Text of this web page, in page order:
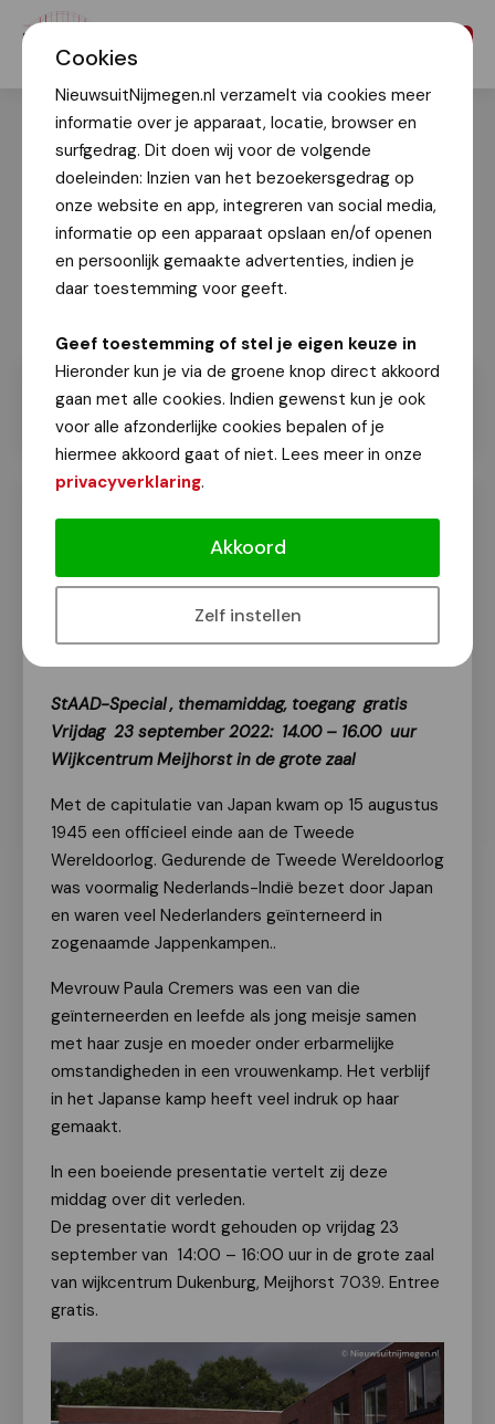
Cookies
NieuwsuitNijmegen.nl verzamelt via cookies meer
informatie over je apparaat, locatie, browser en
surfgedrag. Dit doen wij voor de volgende
doeleinden: Inzien van het bezoekersgedrag op
onze website en app, integreren van social media,
informatie op een apparaat opslaan en/of openen
en persoonlijk gemaakte advertenties, indien je
daar toestemming voor geeft.
Geef toestemming of stel je eigen keuze in
Hieronder kun je via de groene knop direct akkoord
gaan met alle cookies. Indien gewenst kun je ook
voor alle afzonderlijke cookies bepalen of je
hiermee akkoord gaat of niet. Lees meer in onze
privacyverklaring.
Akkoord
Zelf instellen
StAAD-Special "Mijn tijd in een
Geschiedenis
Van onze redactie
11 september 2022
StAAD-Special , themamiddag, toegang gratis
Vrijdag 23 september 2022: 14.00 – 16.00 uur
Wijkcentrum Meijhorst in de grote zaal
Met de capitulatie van Japan kwam op 15 augustus
1945 een officieel einde aan de Tweede
Wereldoorlog. Gedurende de Tweede Wereldoorlog
was voormalig Nederlands-Indië bezet door Japan
en waren veel Nederlanders geïnterneerd in
zogenaamde Jappenkampen..
Mevrouw Paula Cremers was een van die
geïnterneerden en leefde als jong meisje samen
met haar zusje en moeder onder erbarmelijke
omstandigheden in een vrouwenkamp. Het verblijf
in het Japanse kamp heeft veel indruk op haar
gemaakt.
In een boeiende presentatie vertelt zij deze
middag over dit verleden.
De presentatie wordt gehouden op vrijdag 23
september van 14:00 – 16:00 uur in de grote zaal
van wijkcentrum Dukenburg, Meijhorst 7039. Entree
gratis.